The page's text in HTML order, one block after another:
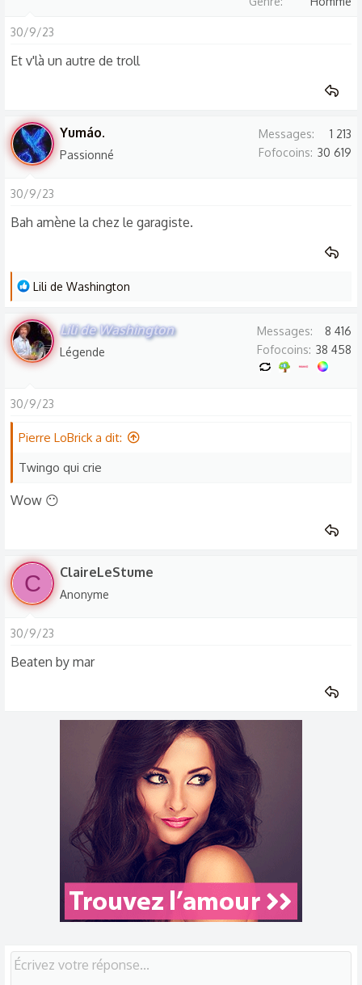
30/9/23
Et v'là un autre de troll
Yumáo.
Passionné
Messages
1 213
Fofocoins 30 619
30/9/23
Bah amène la chez le garagiste.
L
s
r
é
c
i
n
:
Lili de Washington
Lili de Washington
Légende
Messages
8 416
Fofocoins 38 458
30/9/23
Pierre LoBrick a dit:
Twingo qui crie
Wow 😶
C ClaireLeStume
Anonyme
30/9/23
Beaten by mar